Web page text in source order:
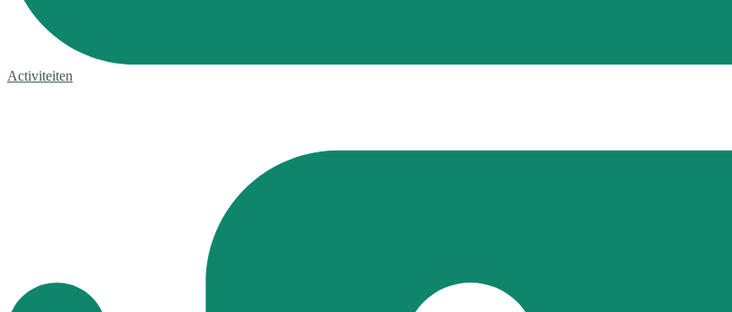
Activiteiten